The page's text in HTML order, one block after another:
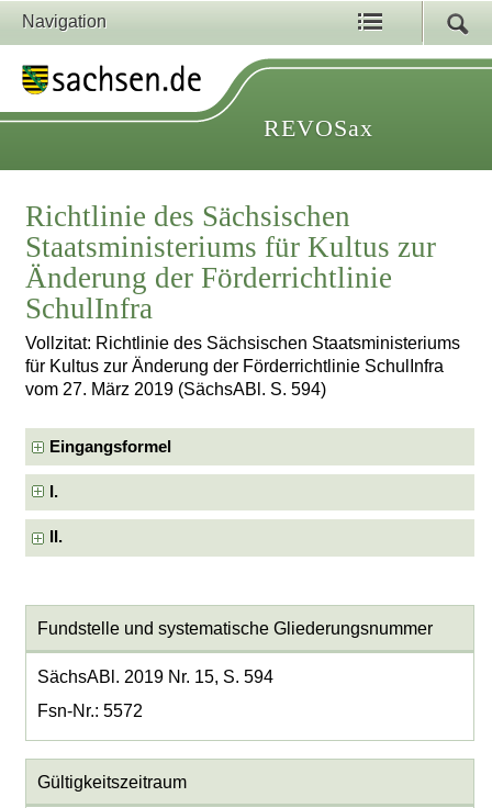
Navigation
REVOSax
Richtlinie des Sächsischen
Staatsministeriums für Kultus zur
Änderung der Förderrichtlinie
SchulInfra
Vollzitat: Richtlinie des Sächsischen Staatsministeriums
für Kultus zur Änderung der Förderrichtlinie SchulInfra
vom 27. März 2019 (SächsABl. S. 594)
Eingangsformel
I.
II.
Fundstelle und systematische Gliederungsnummer
SächsABl. 2019 Nr. 15, S. 594
Fsn-Nr.: 5572
Gültigkeitszeitraum